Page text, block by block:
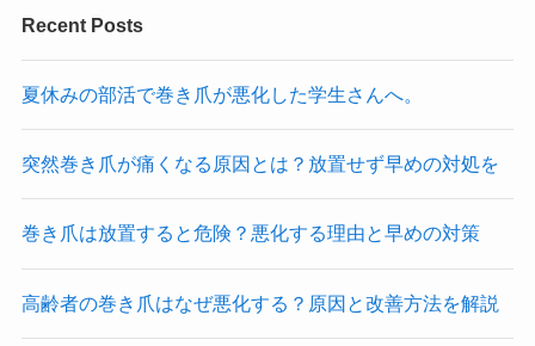
Recent Posts
夏休みの部活で巻き爪が悪化した学生さんへ。
突然巻き爪が痛くなる原因とは？放置せず早めの対処を
巻き爪は放置すると危険？悪化する理由と早めの対策
高齢者の巻き爪はなぜ悪化する？原因と改善方法を解説